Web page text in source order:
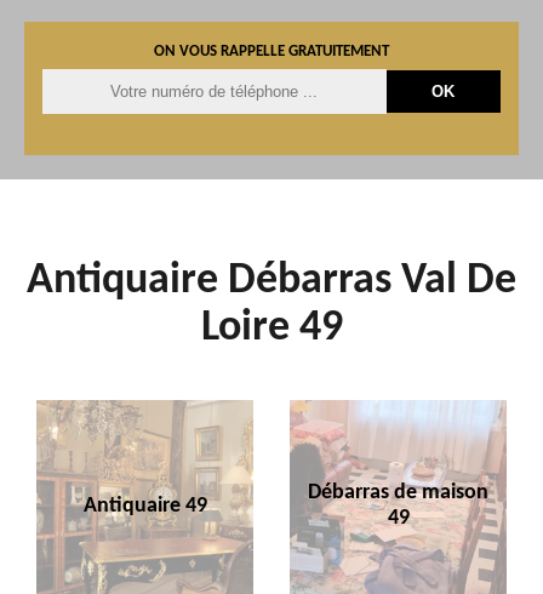
ON VOUS RAPPELLE GRATUITEMENT
Antiquaire Débarras Val De
Loire 49
Antiquaire 49
Débarras de maison
49